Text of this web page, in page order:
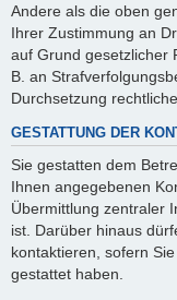
Andere als die oben
Ihrer Zustimmung an
auf Grund gesetzlicher
B. an
Durchsetzung
GESTATTUNG DER
Sie gestatten dem
Ihnen angegebenen
Übermittlung zentraler
ist. Darüber hinaus
kontaktieren, sofern
gestattet haben.